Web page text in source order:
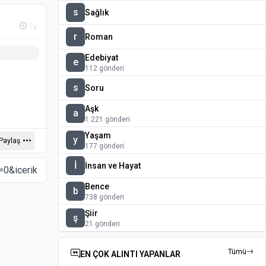
1y
s Sağlık
r Roman
e Edebiyat
112 gönderi
s Soru
a Aşk
1.221 gönderi
y Yaşam
177 gönderi
İ İnsan ve Hayat
b Bence
738 gönderi
ş Şiir
21 gönderi
EN ÇOK ALINTI YAPANLAR Tümü